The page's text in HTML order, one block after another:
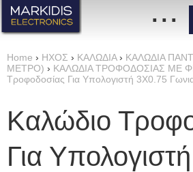
...
Home › ΗΧΟΣ › ΚΑΛΩΔΙΑ› ΚΑΛΩΔΙΑ
ΜΕΤΡΟ) › ΚΑΛΩΔΙΑ ΤΡΟΦΟΔΟΣΙΑΣ ΜΕ
Τροφοδοσίας Για Υπολογιστή 3Χ0.75
Καλώδιο
Για